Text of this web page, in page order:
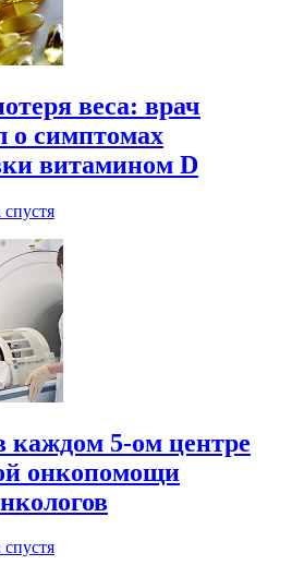
веса: врач
о симптомах
витамином D
спустя
каждом 5-ом центре
онкопомощи
спустя